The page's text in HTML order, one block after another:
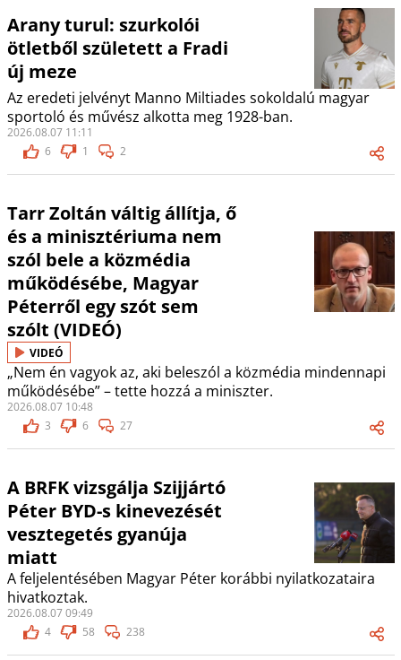
Arany turul: szurkolói
ötletből született a Fradi
új meze
Az eredeti jelvényt Manno Miltiades sokoldalú magyar
sportoló és művész alkotta meg 1928-ban.
2026.08.07 11:11
6
1 2
Tarr Zoltán váltig állítja, ő
és a minisztériuma nem
szól bele a közmédia
működésébe, Magyar
Péterről egy szót sem
szólt (VIDEÓ)
VIDEÓ
„Nem én vagyok az, aki beleszól a közmédia mindennapi
működésébe” – tette hozzá a miniszter.
2026.08.07 10:48
3
6 27
A BRFK vizsgálja Szijjártó
Péter BYD-s kinevezését
vesztegetés gyanúja
miatt
A feljelentésében Magyar Péter korábbi nyilatkozataira
hivatkoztak.
2026.08.07 09:49
4
58 238